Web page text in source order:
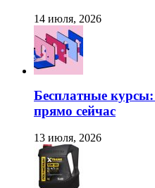
14 июля, 2026
Бесплатные
прямо сейчас
13 июля, 2026